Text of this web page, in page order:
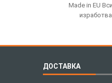
Made in EU
ДОСТАВКА